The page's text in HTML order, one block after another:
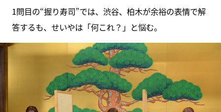
1問目の“握り寿司”では、渋谷、柏木が余裕の表情で解
答するも、せいやは「何これ？」と悩む。